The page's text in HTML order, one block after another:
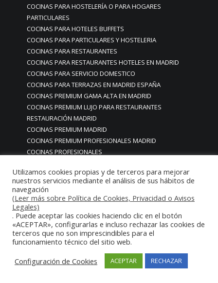
COCINAS PARA HOSTELERÍA O PARA HOGARES
PARTICULARES
COCINAS PARA HOTELES BUFFETS
COCINAS PARA PARTICULARES Y HOSTELERIA
COCINAS PARA RESTAURANTES
COCINAS PARA RESTAURANTES HOTELES EN MADRID
COCINAS PARA SERVICIO DOMESTICO
COCINAS PARA TERRAZAS EN MADRID ESPAÑA
COCINAS PREMIUM GAMA ALTA EN MADRID
COCINAS PREMIUM LUJO PARA RESTAURANTES
RESTAURACIÓN MADRID
COCINAS PREMIUM MADRID
COCINAS PREMIUM PROFESIONALES MADRID
COCINAS PROFESIONALES
REVESTIMIENTOS • ESTRUCTURAS • ELEMENTOS
DECORATIVOS ACERO INOXIDABLE
COCINAS PROFESIONALES A MEDIDA PERSONALIZADAS PARA
PARTICULARES
COCINAS PROFESIONALES ACERO INOXIDABLE
COCINAS PROFESIONALES HORECA
COCINAS PROFESIONALES HOSTELERÍA MADRID
Cocinas profesionales industriales monoblock a medida
personalizadas
Utilizamos cookies propias y de terceros para mejorar
nuestros servicios mediante el análisis de sus hábitos de
navegación
(Leer más sobre Política de Cookies, Privacidad o Avisos
Legales)
. Puede aceptar las cookies haciendo clic en el botón
«ACEPTAR», configurarlas e incluso rechazar las cookies de
terceros que no son imprescindibles para el
funcionamiento técnico del sitio web.
Configuración de Cookies
ACEPTAR RECHAZAR